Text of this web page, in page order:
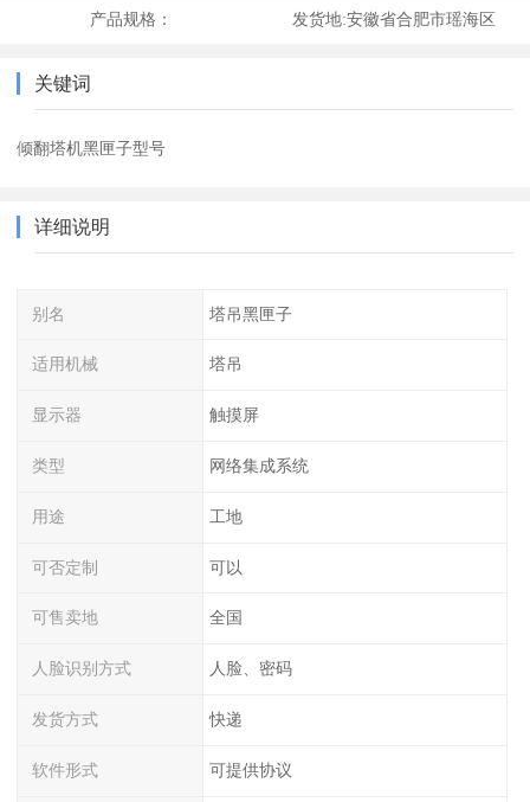
产品规格： 发货地:安徽省合肥市瑶海区
关键词
倾翻塔机黑匣子型号
详细说明
别名 塔吊黑匣子
适用机械 塔吊
显示器 触摸屏
类型 网络集成系统
用途 工地
可否定制 可以
可售卖地 全国
人脸识别方式 人脸、密码
发货方式 快递
软件形式 可提供协议